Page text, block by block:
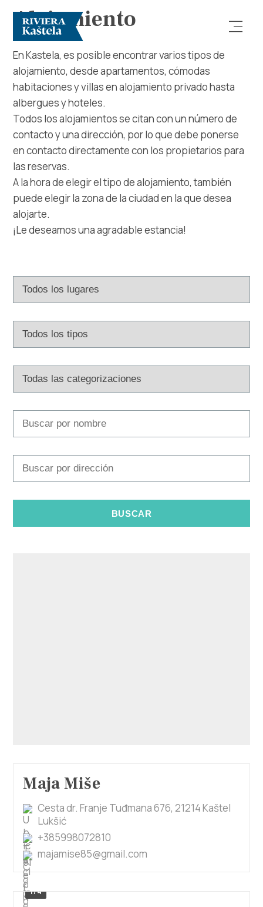
Explorar
Destino
Qué Hacer
Información
Safe in Dalmatia
es
+385 21 227 933
info@kastela-info.hr
Villa Nika, Kamberovo šetalište 30,
21216 Kaštel Stari, Hrvatska
Alojamiento
En Kastela, es posible encontrar varios tipos de
alojamiento, desde apartamentos, cómodas
habitaciones y villas en alojamiento privado hasta
albergues y hoteles.
Todos los alojamientos se citan con un número de
contacto y una dirección, por lo que debe ponerse
en contacto directamente con los propietarios para
las reservas.
A la hora de elegir el tipo de alojamiento, también
puede elegir la zona de la ciudad en la que desea
alojarte.
¡Le deseamos una agradable estancia!
Maja Miše
Cesta dr. Franje Tuđmana 676, 21214 Kaštel
Lukšić
+385998072810
majamise85@gmail.com
1/4